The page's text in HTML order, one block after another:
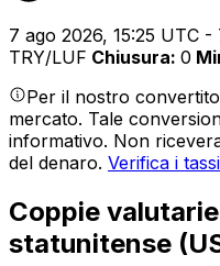
7 ago 2026, 15:25 UTC
TRY/LUF Chiusura: 0
Per il nostro
mercato. Tale
informativo. Non
del denaro. Verifica i
Coppie
statunitense